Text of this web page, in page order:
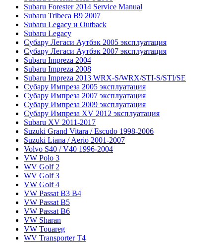
Subaru Forester 2014 Service Manual
Subaru Tribeca В9 2007
Subaru Legacy и Outback
Subaru Legacy
Субару Легаси Аутбэк 2005 эксплуатация
Субару Легаси Аутбэк 2007 эксплуатация
Subaru Impreza 2004
Subaru Impreza 2008
Subaru Impreza 2013 WRX-S/WRX/STI-S/STI/SE
Субару Импреза 2005 эксплуатация
Субару Импреза 2007 эксплуатация
Субару Импреза 2009 эксплуатация
Субару Импреза XV 2012 эксплуатация
Subaru XV 2011-2017
Suzuki Grand Vitara / Escudo 1998-2006
Suzuki Liana / Aerio 2001-2007
Volvo S40 / V40 1996-2004
VW Polo 3
WV Golf 2
WV Golf 3
VW Golf 4
VW Passat B3 B4
VW Passat B5
VW Passat B6
VW Sharan
VW Touareg
WV Transporter T4